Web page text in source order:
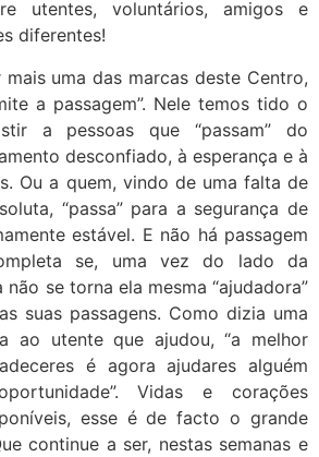
utentes, voluntários, amigos e
diferentes!
uma das marcas deste Centro,
a passagem”. Nele temos tido o
a pessoas que “passam” do
desconfiado, à esperança e à
Ou a quem, vindo de uma falta de
“passa” para a segurança de
estável. E não há passagem
se, uma vez do lado da
se torna ela mesma “ajudadora”
suas passagens. Como dizia uma
ao utente que ajudou, “a melhor
é agora ajudares alguém
Vidas e corações
esse é de facto o grande
continue a ser, nestas semanas e